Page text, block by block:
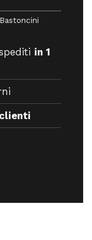
Bastoncini
in 1